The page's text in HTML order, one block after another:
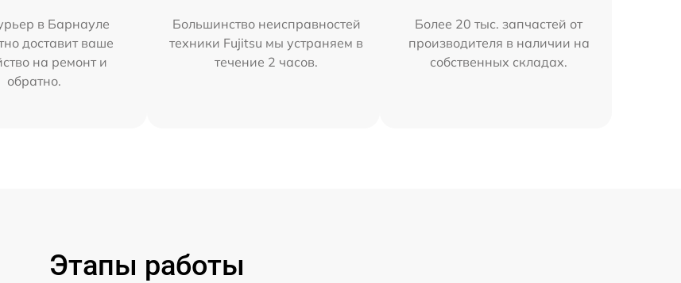
в Барнауле
доставит ваше
на ремонт и
обратно.
Большинство неисправностей
техники Fujitsu мы устраняем в
течение 2 часов.
Более 20 тыс. запчастей от
производителя в наличии на
собственных складах.
Этапы работы